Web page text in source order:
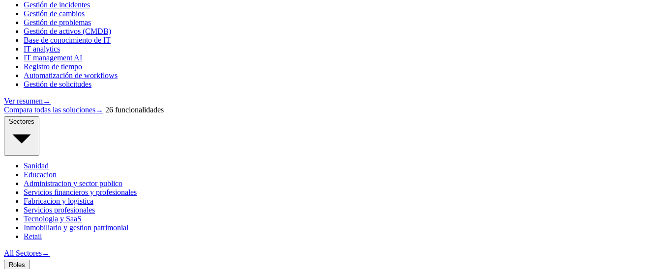
Gestión de incidentes
Gestión de cambios
Gestión de problemas
Gestión de activos (CMDB)
Base de conocimiento de IT
IT analytics
IT management AI
Registro de tiempo
Automatización de workflows
Gestión de solicitudes
Ver resumen →
Compara todas las soluciones→ 26 funcionalidades
Sanidad
Educacion
Administracion y sector publico
Servicios financieros y profesionales
Fabricacion y logistica
Servicios profesionales
Tecnologia y SaaS
Inmobiliario y gestion patrimonial
Retail
All Sectores→